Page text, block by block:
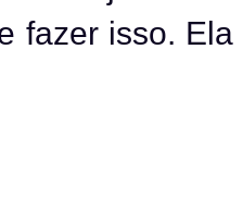
fazer isso.